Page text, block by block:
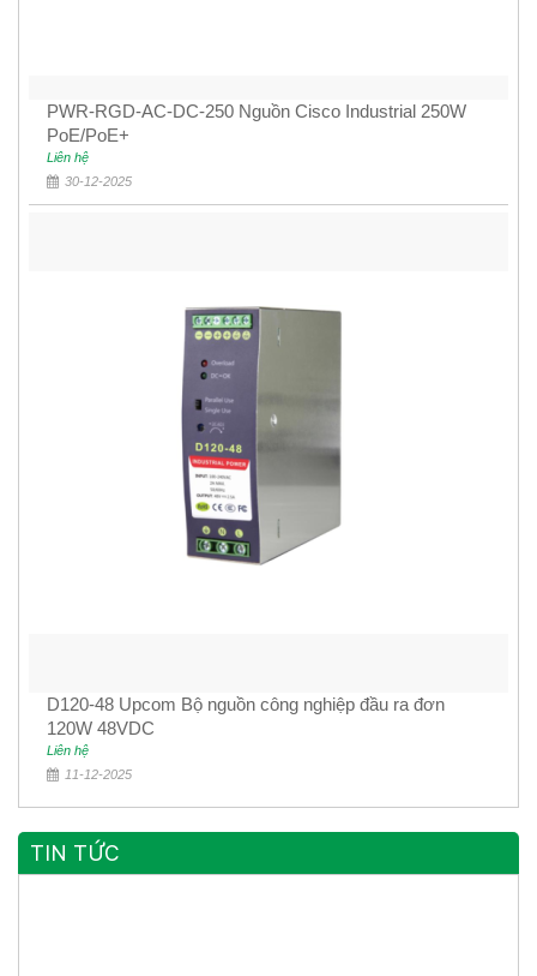
PWR-RGD-AC-DC-250 Nguồn Cisco Industrial 250W
PoE/PoE+
Liên hệ
30-12-2025
D120-48 Upcom Bộ nguồn công nghiệp đầu ra đơn
120W 48VDC
Liên hệ
11-12-2025
TIN TỨC